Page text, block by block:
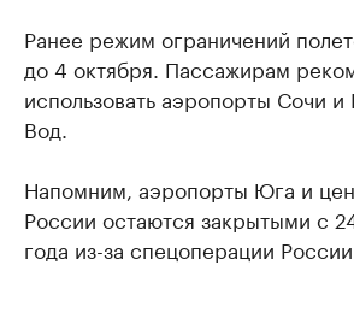
Ранее режим ограничений
до 4 октября. Пассажирам
использовать аэропорты Сочи
Вод.
Напомним, аэропорты Юга и
России остаются закрытыми с
года из-за спецоперации